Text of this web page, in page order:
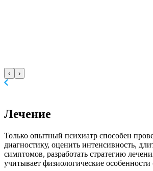
‹ ›
Лечение
Только опытный психиатр способен
диагностику, оценить интенсивность,
симптомов, разработать стратегию
учитывает физиологические особенности